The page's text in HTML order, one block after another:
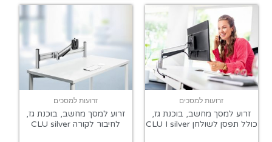
זרועות למסכים
זרוע למסך מחשב, בוכנת גז,
כולל תפסן לשולחן CLU I silver
זרועות למסכים
זרוע למסך מחשב, בוכנת גז,
לחיבור לקורה CLU silver